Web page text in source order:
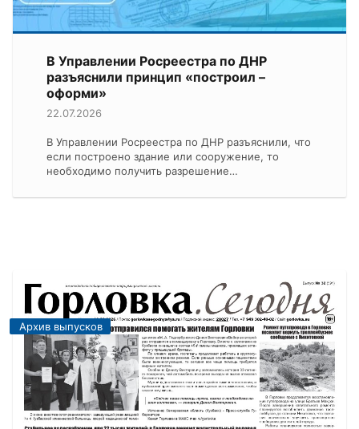
В Управлении Росреестра по ДНР
разъяснили принцип «построил –
оформи»
22.07.2026
В Управлении Росреестра по ДНР разъяснили, что
если построено здание или сооружение, то
необходимо получить разрешение…
Архив выпусков